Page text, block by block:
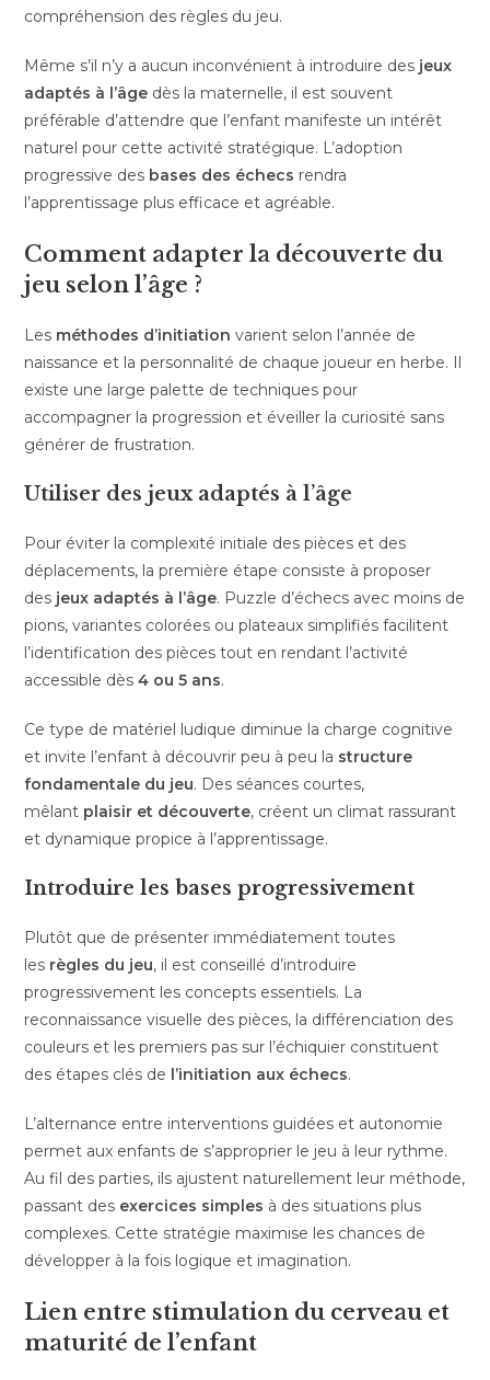
compréhension des règles du jeu.
Même s’il n’y a aucun inconvénient à introduire des jeux
adaptés à l’âge dès la maternelle, il est souvent
préférable d’attendre que l’enfant manifeste un intérêt
naturel pour cette activité stratégique. L’adoption
progressive des bases des échecs rendra
l’apprentissage plus efficace et agréable.
Comment adapter la découverte du
jeu selon l’âge ?
Les méthodes d’initiation varient selon l’année de
naissance et la personnalité de chaque joueur en herbe. Il
existe une large palette de techniques pour
accompagner la progression et éveiller la curiosité sans
générer de frustration.
Utiliser des jeux adaptés à l’âge
Pour éviter la complexité initiale des pièces et des
déplacements, la première étape consiste à proposer
des jeux adaptés à l’âge. Puzzle d’échecs avec moins de
pions, variantes colorées ou plateaux simplifiés facilitent
l’identification des pièces tout en rendant l’activité
accessible dès4 ou 5 ans.
Ce type de matériel ludique diminue la charge cognitive
et invite l’enfant à découvrir peu à peu la structure
fondamentale du jeu. Des séances courtes,
mêlant plaisir et découverte, créent un climat rassurant
et dynamique propice à l’apprentissage.
Introduire les bases progressivement
Plutôt que de présenter immédiatement toutes
les règles du jeu, il est conseillé d’introduire
progressivement les concepts essentiels. La
reconnaissance visuelle des pièces, la différenciation des
couleurs et les premiers pas sur l’échiquier constituent
des étapes clés de l’initiation aux échecs.
L’alternance entre interventions guidées et autonomie
permet aux enfants de s’approprier le jeu à leur rythme.
Au fil des parties, ils ajustent naturellement leur méthode,
passant des exercices simples à des situations plus
complexes. Cette stratégie maximise les chances de
développer à la fois logique et imagination.
Lien entre stimulation du cerveau et
maturité de l’enfant